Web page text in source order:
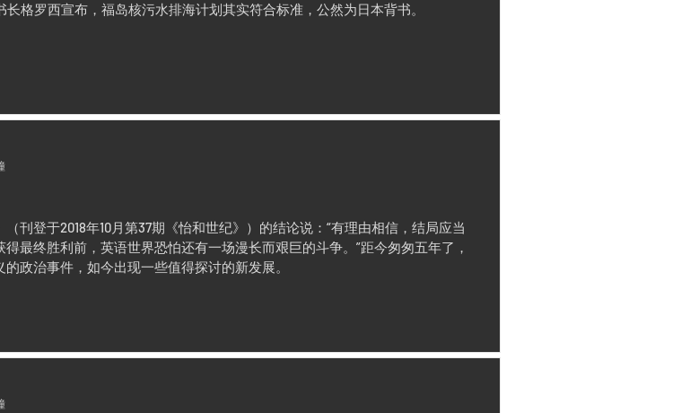
长格罗西宣布，福岛核污水排海计划其实符合标准，公然为日本背书。
（刊登于2018年10月第37期《怡和世纪》）的结论说：“有理由相信，结局应当
最终胜利前，英语世界恐怕还有一场漫长而艰巨的斗争。”距今匆匆五年了，
政治事件，如今出现一些值得探讨的新发展。